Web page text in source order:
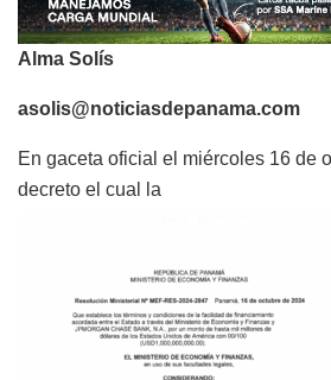
Alma Solís
asolis@noticiasdepanama.com
En gaceta oficial el miércoles 16 de
decreto el cual la